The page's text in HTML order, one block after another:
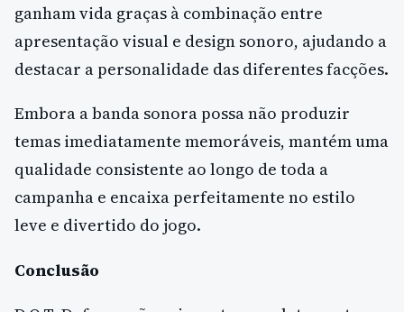
ganham vida graças à combinação entre
apresentação visual e design sonoro, ajudando a
destacar a personalidade das diferentes facções.
Embora a banda sonora possa não produzir
temas imediatamente memoráveis, mantém uma
qualidade consistente ao longo de toda a
campanha e encaixa perfeitamente no estilo
leve e divertido do jogo.
Conclusão